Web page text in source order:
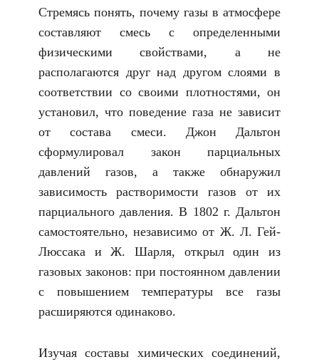
Стремясь понять, почему газы в атмосфере
составляют смесь с определенными
физическими свойствами, а не
располагаются друг над другом слоями в
соответствии со своими плотностями, он
установил, что поведение газа не зависит
от состава смеси. Джон Дальтон
сформулировал закон парциальных
давлений газов, а также обнаружил
зависимость растворимости газов от их
парциального давления. В 1802 г. Дальтон
самостоятельно, независимо от Ж. Л. Гей-
Люссака и Ж. Шарля, открыл один из
газовых законов: при постоянном давлении
с повышением температуры все газы
расширяются одинаково.
Изучая составы химических соединений,